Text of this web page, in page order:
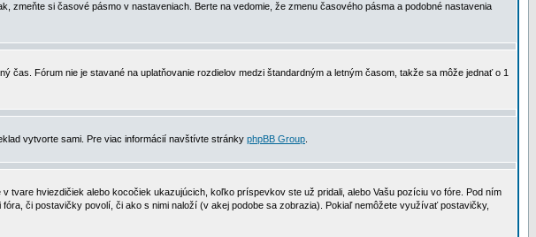
si časové pásmo v nastaveniach. Berte na vedomie, že zmenu časového pásma a podobné nastavenia
Fórum nie je stavané na uplatňovanie rozdielov medzi štandardným a letným časom, takže sa môže jednať o 1
vytvorte sami. Pre viac informácií navštívte stránky phpBB Group
hviezdičiek alebo kocočiek ukazujúcich, koľko príspevkov ste už pridali, alebo Vašu pozíciu vo fóre. Pod ním
či postavičky povolí, či ako s nimi naloží (v akej podobe sa zobrazia). Pokiaľ nemôžete využívať postavičky,